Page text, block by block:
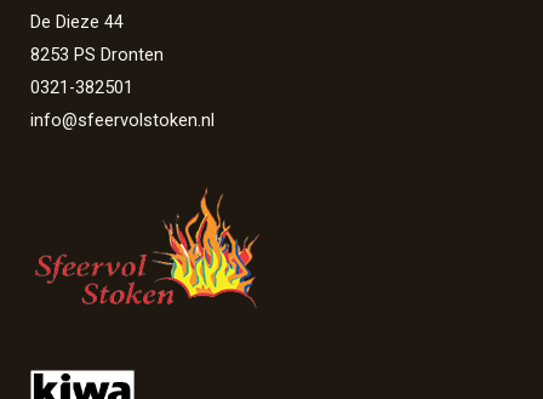
De Dieze 44
8253 PS Dronten
0321-382501
info@sfeervolstoken.nl